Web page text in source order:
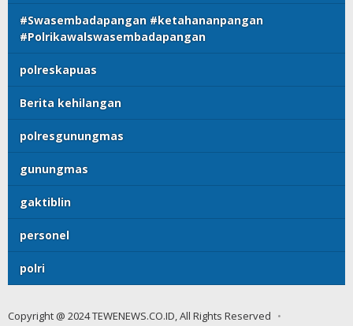
#Swasembadapangan #ketahananpangan
#Polrikawalswasembadapangan
polreskapuas
Berita kehilangan
polresgunungmas
gunungmas
gaktiblin
personel
polri
Copyright @ 2024 TEWENEWS.CO.ID, All Rights Reserved